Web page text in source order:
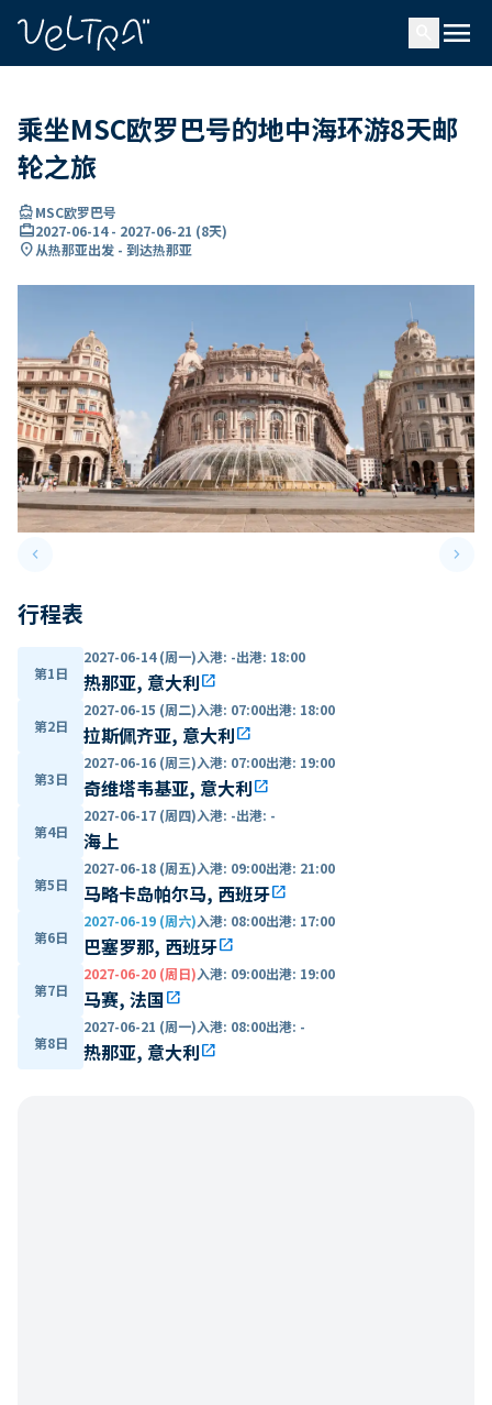
menu
乘坐MSC欧罗巴号的地中海环游8天邮
轮之旅
directions_boatMSC欧罗巴号
card_travel2027-06-14- 2027-06-21 (8天)
location_on从热那亚出发 - 到达热那亚
keyboard_arrow_leftPrevious slide keyboard_arrow_right
行程表
第1日
2027-06-14 (周一)入港: -出港: 18:00
热那亚, 意大利open_in_new
第2日
2027-06-15 (周二)入港: 07:00出港: 18:00
拉斯佩齐亚, 意大利open_in_new
第3日
2027-06-16 (周三)入港: 07:00出港: 19:00
奇维塔韦基亚, 意大利open_in_new
第4日
2027-06-17 (周四)入港: -出港: -
海上
第5日
2027-06-18 (周五)入港: 09:00出港: 21:00
马略卡岛帕尔马, 西班牙open_in_new
第6日
2027-06-19 (周六)入港: 08:00出港: 17:00
巴塞罗那, 西班牙open_in_new
第7日
2027-06-20 (周日)入港: 09:00出港: 19:00
马赛, 法国open_in_new
第8日
2027-06-21 (周一)入港: 08:00出港: -
热那亚, 意大利open_in_new